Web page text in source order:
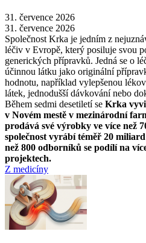
31. července 2026
31. července 2026
Společnost Krka je jedním z
léčiv v Evropě, který posiluje svou
generických přípravků. Jedná se o
účinnou látku jako originální
hodnotu, například vylepšenou
látek, jednodušší dávkování nebo
Během sedmi desetiletí se Krka
v Novém mestě v mezinárodní
prodává své výrobky ve více než
společnost vyrábí téměř 20
než 800 odborníků se podílí na
projektech.
Z medicíny